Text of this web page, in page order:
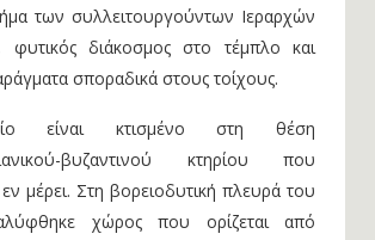
των συλλειτουργούντων Ιεραρχών
φυτικός διάκοσμος στο τέμπλο και
σποραδικά στους τοίχους.
είναι κτισμένο στη θέση
βυζαντινού κτηρίου που
μέρει. Στη βορειοδυτική πλευρά του
χώρος που ορίζεται από